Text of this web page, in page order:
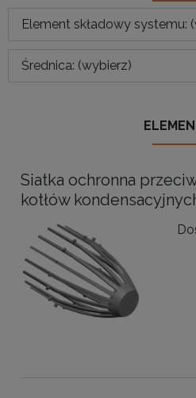
Element składowy systemu:
Średnica: (wybierz)
Siatka ochronna
kotłów